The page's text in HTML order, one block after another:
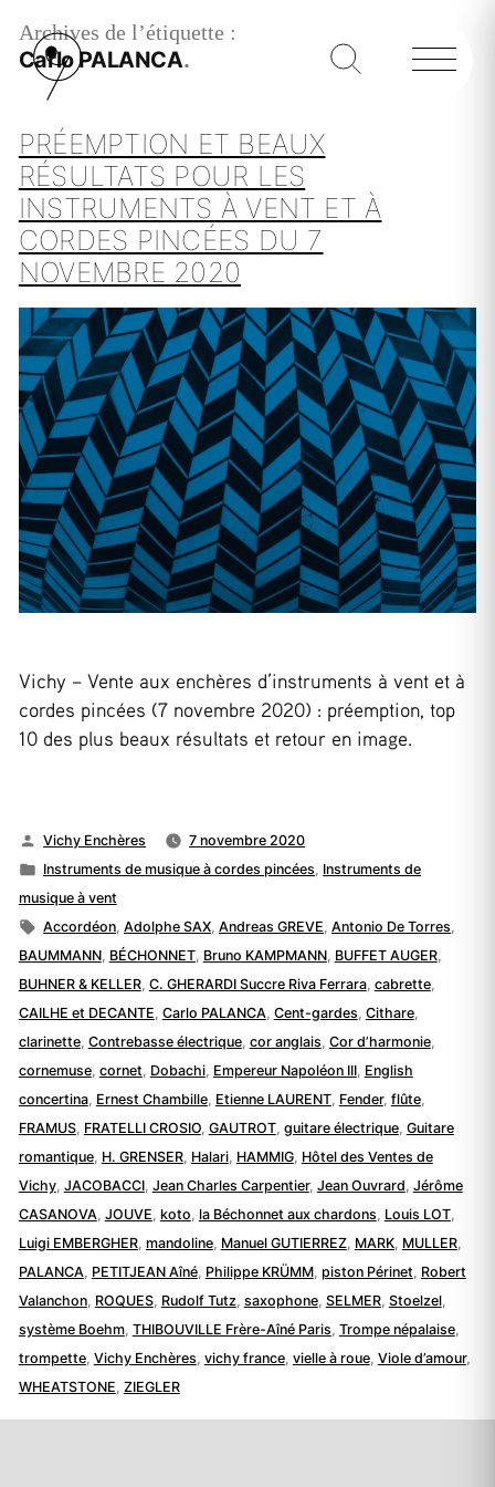
Archives de l’étiquette :
Carlo PALANCA
PRÉEMPTION ET BEAUX
RÉSULTATS POUR LES
INSTRUMENTS À VENT ET À
CORDES PINCÉES DU 7
NOVEMBRE 2020
Vichy – Vente aux enchères d’instruments à vent et à
cordes pincées (7 novembre 2020) : préemption, top
10 des plus beaux résultats et retour en image.
Publié
par
Vichy Enchères
7 novembre 2020
Publié
dans
Instruments de musique à cordes pincées Instruments de
musique à vent
Étiquettes :
Accordéon ,Adolphe SAX ,Andreas GREVE ,Antonio De Torres
BAUMMANN, BÉCHONNET, Bruno KAMPMANN, BUFFET AUGER,
BUHNER & KELLER, C. GHERARDI Succre Riva Ferrara, cabrette,
CAILHE et DECANTE Carlo PALANCA Cent-gardes Cithare,
clarinette, Contrebasse électrique, cor anglais Cor d’harmonie,
cornemuse, cornet Dobachi, Empereur Napoléon III, English
concertina, Ernest Chambille, Etienne LAURENT, Fender, flûte,
FRAMUS, FRATELLI CROSIO, GAUTROT, guitare électrique, Guitare
romantique, H. GRENSER, Halari, HAMMIG, Hôtel des Ventes de
Vichy, JACOBACCI, Jean Charles Carpentier, Jean Ouvrard Jérôme
CASANOVA JOUVE koto la Béchonnet aux chardons Louis LOT,
Luigi EMBERGHER, mandoline, Manuel GUTIERREZ, MARK, MULLER,
PALANCA PETITJEAN Aîné, Philippe KRÜMM, piston Périnet Robert
Valanchon, ROQUES, Rudolf Tutz saxophone, SELMER, Stoelzel,
système Boehm, THIBOUVILLE Frère-Aîné Paris Trompe népalaise,
trompette, Vichy Enchères vichy france, vielle à roue, Viole d’amour,
WHEATSTONE ZIEGLER